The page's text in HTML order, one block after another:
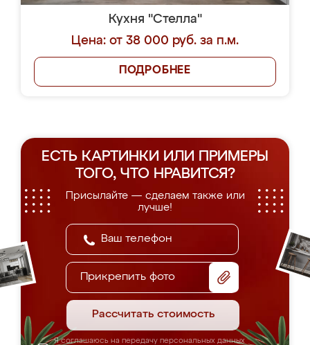
Кухня "Стелла"
Цена: от 38 000 руб. за п.м.
ПОДРОБНЕЕ
ЕСТЬ КАРТИНКИ ИЛИ ПРИМЕРЫ
ТОГО, ЧТО НРАВИТСЯ?
Присылайте — сделаем также или
лучше!
Прикрепить фото
Рассчитать стоимость
Я соглашаюсь на передачу персональных данных